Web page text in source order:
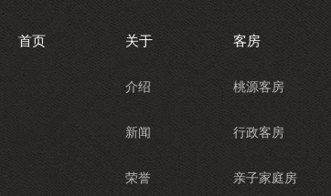
首页 关于
介绍
新闻
荣誉
客房
桃源客房
行政客房
亲子家庭房